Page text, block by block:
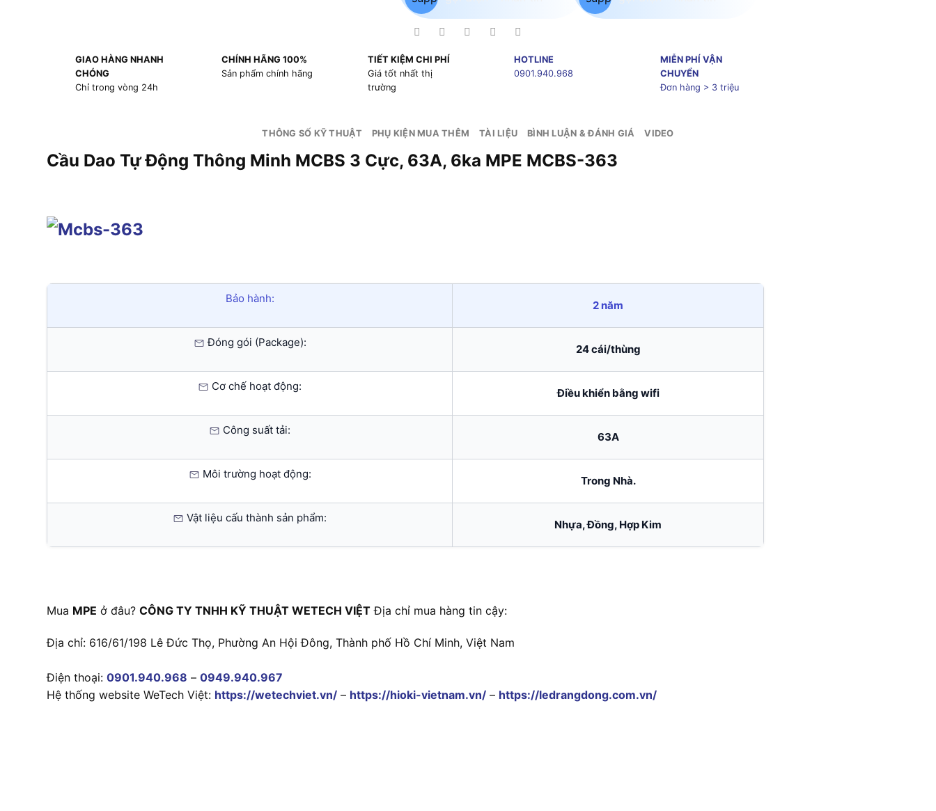
GIAO HÀNG NHANH
CHÓNG
Chỉ trong vòng 24h
CHÍNH HÃNG 100%
Sản phẩm chính hãng
TIẾT KIỆM CHI PHÍ
Giá tốt nhất thị
trường
HOTLINE
0901.940.968
MIỄN PHÍ VẬN
CHUYỂN
Đơn hàng > 3 triệu
THÔNG SỐ KỸ THUẬT PHỤ KIỆN MUA THÊM TÀI LIỆU BÌNH LUẬN & ĐÁNH GIÁ VIDEO
Cầu Dao Tự Động Thông Minh MCBS 3 Cực, 63A, 6ka MPE MCBS-363
Bảo hành:
2 năm
Đóng gói (Package):
24 cái/thùng
Cơ chế hoạt động:
Điều khiển bằng wifi
Công suất tải:
63A
Môi trường hoạt động:
Trong Nhà.
Vật liệu cấu thành sản phẩm:
Nhựa, Đồng, Hợp Kim
Mua MPE ở đâu? CÔNG TY TNHH KỸ THUẬT WETECH VIỆT Địa chỉ mua hàng tin cậy:
Địa chỉ: 616/61/198 Lê Đức Thọ, Phường An Hội Đông, Thành phố Hồ Chí Minh, Việt Nam
Điện thoại: 0901.940.968 – 0949.940.967
Hệ thống website WeTech Việt: https://wetechviet.vn/ – https://hioki-vietnam.vn/ – https://ledrangdong.com.vn/